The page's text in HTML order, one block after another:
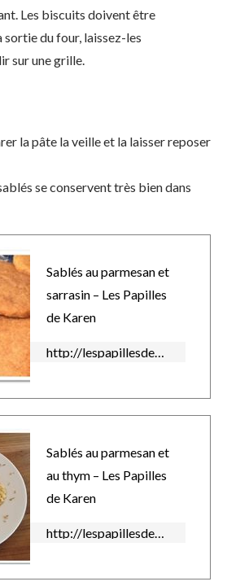
Les biscuits doivent être
sortie du four, laissez-les
sur une grille.
la pâte la veille et la laisser reposer
se conservent très bien dans
Sablés au parmesan et
sarrasin – Les Papilles
de Karen
http://lespapillesdekaren.over-blog.com/2015/11/sables-au-parmesan-et-sarrasin.html
Sablés au parmesan et
au thym – Les Papilles
de Karen
http://lespapillesdekaren.over-blog.com/2015/10/sables-au-parmesan-et-au-thym.html